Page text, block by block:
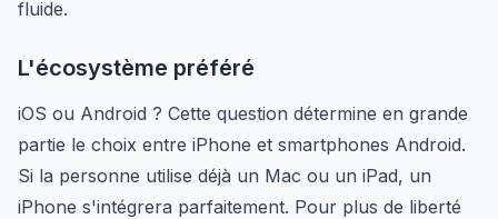
fluide.
L'écosystème préféré
iOS ou Android ? Cette question détermine en grande
partie le choix entre iPhone et smartphones Android.
Si la personne utilise déjà un Mac ou un iPad, un
iPhone s'intégrera parfaitement. Pour plus de liberté